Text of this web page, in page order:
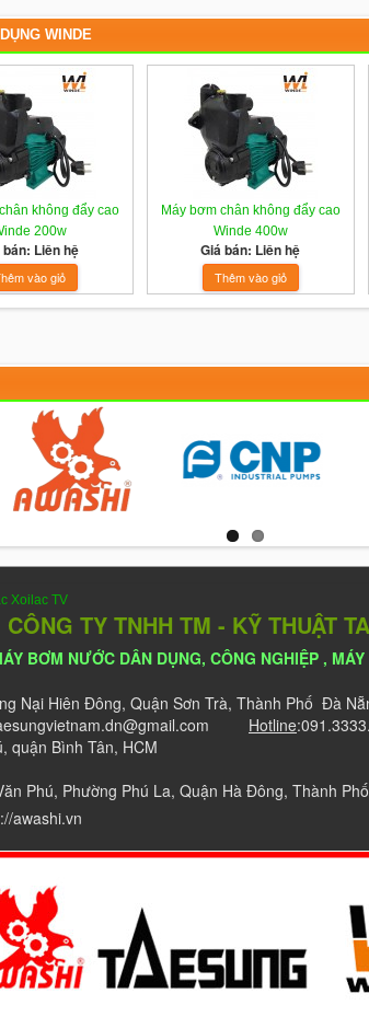
WINDE
không đẩy cao
200w
bán: Liên hệ
Máy bơm chân không đẩy cao
Winde 400w
Giá bán: Liên hệ
Xoilac TV
CÔNG TY TNHH TM - KỸ THUẬT
BƠM NƯỚC DÂN DỤNG, CÔNG NGHIỆP ,
Nại Hiên Đông, Quận Sơn Trà, Thành Phố Đà
Hotline
quận Bình Tân, HCM
Phú, Phường Phú La, Quận Hà Đông, Thành
awashi.vn